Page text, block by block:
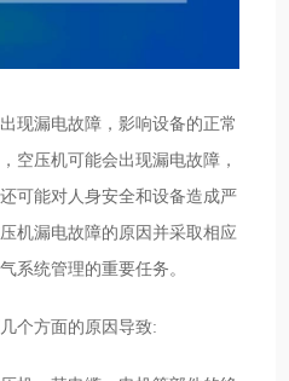
现漏电故障，影响设备的正常
空压机可能会出现漏电故障，
可能对人身安全和设备造成严
机漏电故障的原因并采取相应
系统管理的重要任务。
个方面的原因导致: